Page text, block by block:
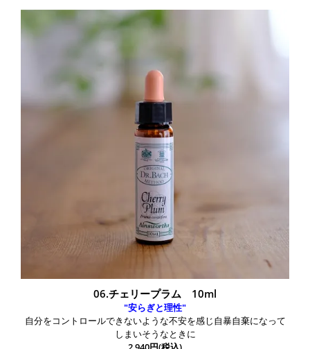
06.チェリープラム 10ml
"安らぎと理性"
自分をコントロールできないような不安を感じ自暴自棄になって
しまいそうなときに